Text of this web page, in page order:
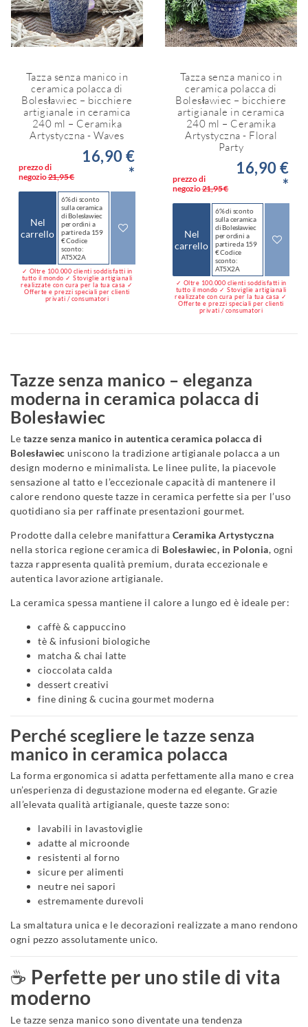
Tazza senza manico in
ceramica polacca di
Bolesławiec – bicchiere
artigianale in ceramica
240 ml – Ceramika
Artystyczna - Waves
prezzo di
negozio21,95 €
16,90 €
*
Nel
carrello
6% di sconto
sulla ceramica
di Bolesławiec
per ordini a
partire da 159
€ Codice
sconto:
AT5X2A
✓ Oltre 100.000 clienti soddisfatti in
tutto il mondo ✓ Stoviglie artigianali
realizzate con cura per la tua casa ✓
Offerte e prezzi speciali per clienti
privati / consumatori
Tazza senza manico in
ceramica polacca di
Bolesławiec – bicchiere
artigianale in ceramica
240 ml – Ceramika
Artystyczna - Floral
Party
prezzo di
negozio21,95 €
16,90 €
*
Nel
carrello
6% di sconto
sulla ceramica
di Bolesławiec
per ordini a
partire da 159
€ Codice
sconto:
AT5X2A
✓ Oltre 100.000 clienti soddisfatti in
tutto il mondo ✓ Stoviglie artigianali
realizzate con cura per la tua casa ✓
Offerte e prezzi speciali per clienti
privati / consumatori
Tazze senza manico – eleganza
moderna in ceramica polacca di
Bolesławiec
Le tazze senza manico in autentica ceramica polacca di
Bolesławiec uniscono la tradizione artigianale polacca a un
design moderno e minimalista. Le linee pulite, la piacevole
sensazione al tatto e l’eccezionale capacità di mantenere il
calore rendono queste tazze in ceramica perfette sia per l’uso
quotidiano sia per raffinate presentazioni gourmet.
Prodotte dalla celebre manifattura Ceramika Artystyczna
nella storica regione ceramica di Bolesławiec, in Polonia, ogni
tazza rappresenta qualità premium, durata eccezionale e
autentica lavorazione artigianale.
La ceramica spessa mantiene il calore a lungo ed è ideale per:
caffè & cappuccino
tè & infusioni biologiche
matcha & chai latte
cioccolata calda
dessert creativi
fine dining & cucina gourmet moderna
Perché scegliere le tazze senza
manico in ceramica polacca
La forma ergonomica si adatta perfettamente alla mano e crea
un’esperienza di degustazione moderna ed elegante. Grazie
all’elevata qualità artigianale, queste tazze sono:
lavabili in lavastoviglie
adatte al microonde
resistenti al forno
sicure per alimenti
neutre nei sapori
estremamente durevoli
La smaltatura unica e le decorazioni realizzate a mano rendono
ogni pezzo assolutamente unico.
☕ Perfette per uno stile di vita
moderno
Le tazze senza manico sono diventate una tendenza